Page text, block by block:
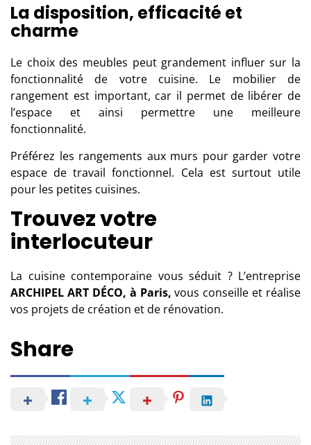
La disposition, efficacité et
charme
Le choix des meubles peut grandement influer sur la
fonctionnalité de votre cuisine. Le mobilier de
rangement est important, car il permet de libérer de
l’espace et ainsi permettre une meilleure
fonctionnalité.
Préférez les rangements aux murs pour garder votre
espace de travail fonctionnel. Cela est surtout utile
pour les petites cuisines.
Trouvez votre
interlocuteur
La cuisine contemporaine vous séduit ? L’entreprise
ARCHIPEL ART DÉCO, à Paris, vous conseille et réalise
vos projets de création et de rénovation.
Share